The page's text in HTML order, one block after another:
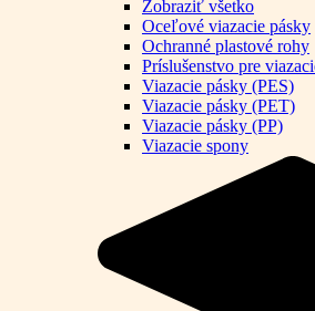
Zobraziť všetko
Oceľové viazacie pásky
Ochranné plastové rohy
Príslušenstvo pre
Viazacie pásky (PES)
Viazacie pásky (PET)
Viazacie pásky (PP)
Viazacie spony